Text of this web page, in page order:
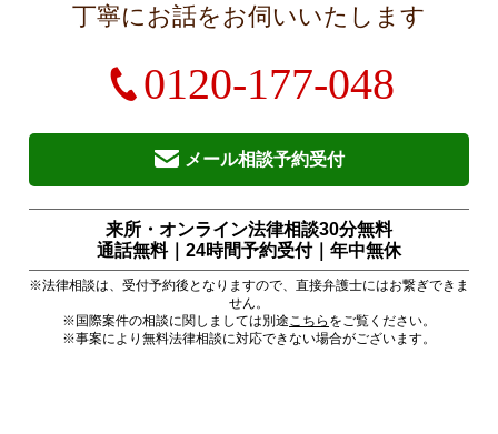
丁寧にお話をお伺いいたします
0120-177-048
メール相談予約受付
来所・オンライン法律相談30分無料
通話無料｜24時間予約受付｜ 年中無休
※法律相談は、受付予約後となりますので、直接弁護士にはお繋ぎできま
せん。
※国際案件の相談に関しましては別途こちら をご覧ください。
※事案により無料法律相談に対応できない場合がございます。